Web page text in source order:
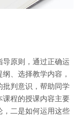
原则，通过正确运
、选择教学内容，
判意识，帮助同学
程的授课内容主要
二是如何运用这些